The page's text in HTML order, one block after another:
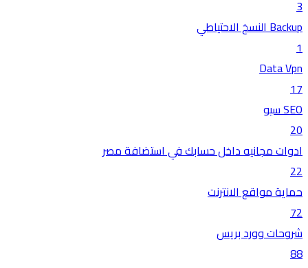
3
Backup النسخ الاحتياطي
1
Data Vpn
17
SEO سيو
20
ادوات مجانيه داخل حسابك في استضافة مصر
22
حماية مواقع الانترنت
72
شروحات وورد بريس
88